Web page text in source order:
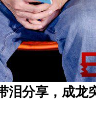
泪分享，成龙